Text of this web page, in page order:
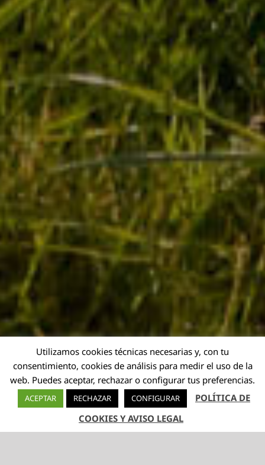
Utilizamos cookies técnicas necesarias y, con tu
consentimiento, cookies de análisis para medir el uso de la
web. Puedes aceptar, rechazar o configurar tus preferencias.
ACEPTAR RECHAZAR CONFIGURAR
POLÍTICA DE
COOKIES Y AVISO LEGAL